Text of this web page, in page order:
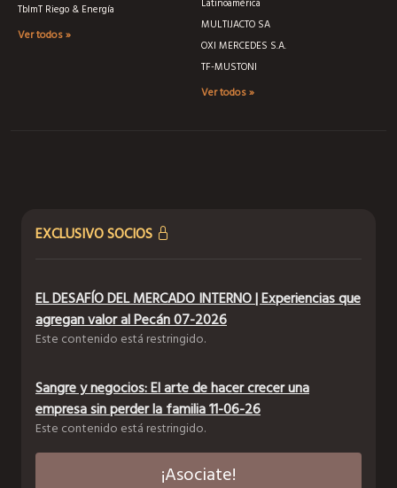
TblmT Riego & Energía
Ver todos »
Latinoamérica
MULTIJACTO SA
OXI MERCEDES S.A.
TF-MUSTONI
Ver todos »
EXCLUSIVO SOCIOS
EL DESAFÍO DEL MERCADO INTERNO | Experiencias que
agregan valor al Pecán 07-2026
Este contenido está restringido.
Sangre y negocios: El arte de hacer crecer una
empresa sin perder la familia 11-06-26
Este contenido está restringido.
¡Asociate!